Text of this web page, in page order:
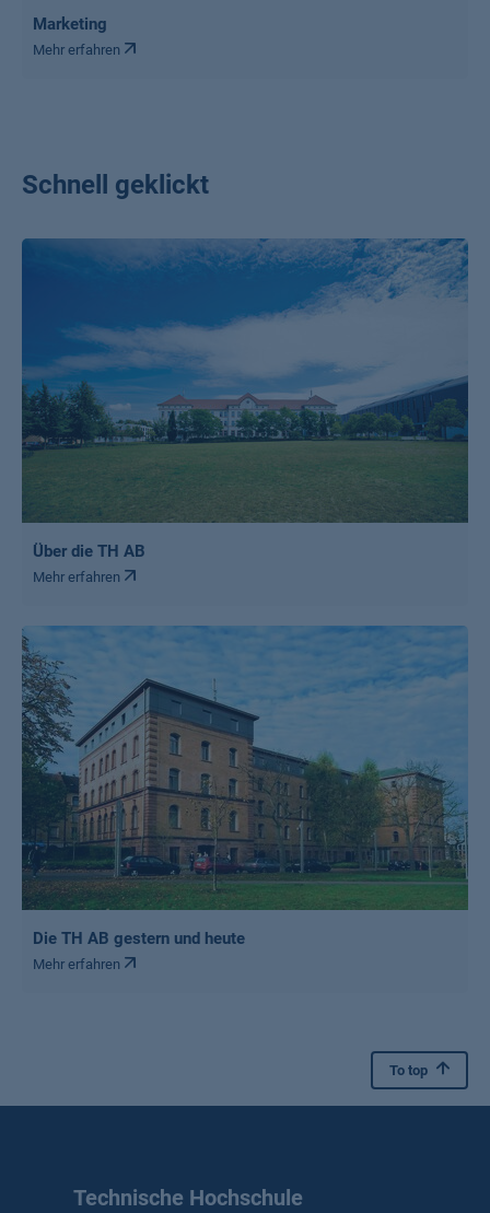
Marketing
Mehr erfahren
Schnell geklickt
Über die TH AB
Mehr erfahren
Die TH AB gestern und heute
Mehr erfahren
To top
Technische Hochschule